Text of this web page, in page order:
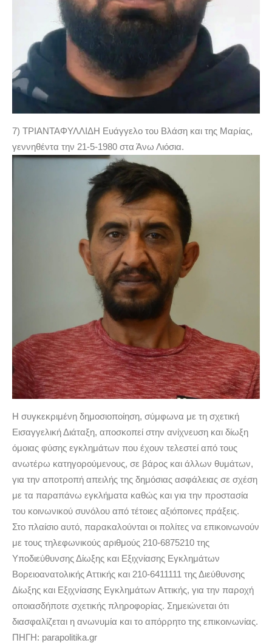
7) ΤΡΙΑΝΤΑΦΥΛΛΙΔΗ Ευάγγελο του Βλάση και της Μαρίας,
γεννηθέντα την 21-5-1980 στα Άνω Λιόσια.
Η συγκεκριμένη δημοσιοποίηση, σύμφωνα με τη σχετική
Εισαγγελική Διάταξη, αποσκοπεί στην ανίχνευση και δίωξη
όμοιας φύσης εγκλημάτων που έχουν τελεστεί από τους
ανωτέρω κατηγορούμενους, σε βάρος και άλλων θυμάτων,
για την αποτροπή απειλής της δημόσιας ασφάλειας σε σχέση
με τα παραπάνω εγκλήματα καθώς και για την προστασία
του κοινωνικού συνόλου από τέτοιες αξιόποινες πράξεις.
Στο πλαίσιο αυτό, παρακαλούνται οι πολίτες να επικοινωνούν
με τους τηλεφωνικούς αριθμούς 210-6875210 της
Υποδιεύθυνσης Δίωξης και Εξιχνίασης Εγκλημάτων
Βορειοανατολικής Αττικής και 210-6411111 της Διεύθυνσης
Δίωξης και Εξιχνίασης Εγκλημάτων Αττικής, για την παροχή
οποιασδήποτε σχετικής πληροφορίας. Σημειώνεται ότι
διασφαλίζεται η ανωνυμία και το απόρρητο της επικοινωνίας.
ΠΗΓΗ: parapolitika.gr